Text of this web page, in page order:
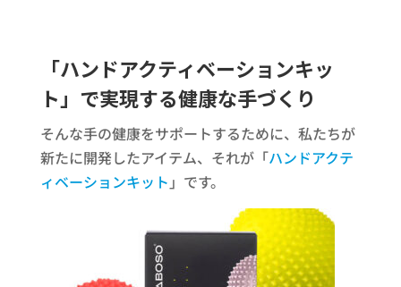
「ハンドアクティベーションキッ
ト」で実現する健康な手づくり
そんな手の健康をサポートするために、私たちが
新たに開発したアイテム、それが「ハンドアクテ
ィベーションキット 」です。